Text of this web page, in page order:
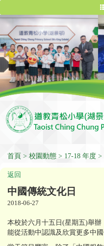
首頁 校園動態 17-18 年度
返回
中國傳統文化日
2018-06-27
本校於六月十五日(星期五)舉
能從活動中認識及欣賞更多中國